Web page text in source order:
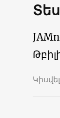
Կիսվել